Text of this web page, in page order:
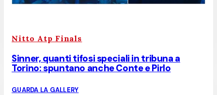
Nitto Atp Finals
Sinner, quanti tifosi speciali in tribuna a
Torino: spuntano anche Conte e Pirlo
GUARDA LA GALLERY